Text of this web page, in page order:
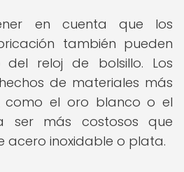
en cuenta que los
también pueden
reloj de bolsillo. Los
de materiales más
como el oro blanco o el
ser más costosos que
acero inoxidable o plata.